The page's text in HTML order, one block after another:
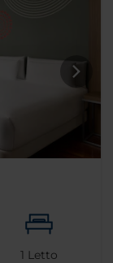
1 Letto